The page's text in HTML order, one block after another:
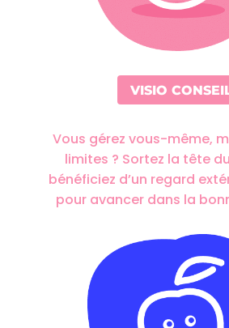
VISIO
Vous gérez vous-même,
limites ? Sortez la tête
bénéficiez d’un regard
pour avancer dans la